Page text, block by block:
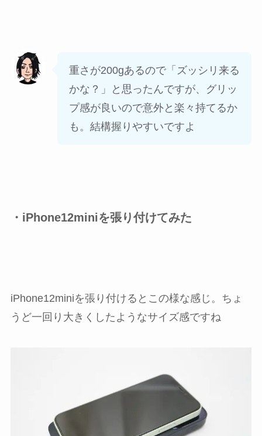
重さが200gあるので「ズッシリ来る
かな？」と思ったんですが、グリッ
プ感が良いので意外と楽々持てるか
も。結構握りやすいですよ
・iPhone12miniを張り付けてみた
iPhone12miniを張り付けるとこの様な感じ。ちょ
うど一回り大きくしたようなサイズ感ですね